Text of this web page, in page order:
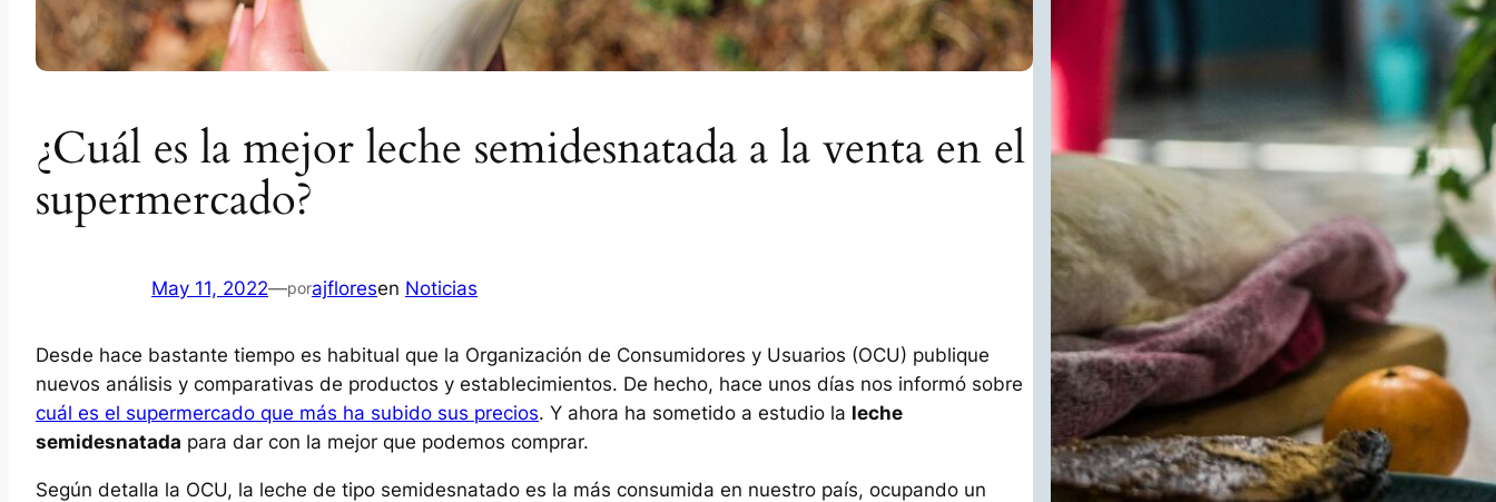
¿Cuál es la mejor leche semidesnatada a la venta en el
supermercado?
May 11, 2022—porajfloresen Noticias
Desde hace bastante tiempo es habitual que la Organización de Consumidores y Usuarios (OCU) publique
nuevos análisis y comparativas de productos y establecimientos. De hecho, hace unos días nos informó sobre
cuál es el supermercado que más ha subido sus precios. Y ahora ha sometido a estudio la leche
semidesnatada para dar con la mejor que podemos comprar.
Según detalla la OCU, la leche de tipo semidesnatado es la más consumida en nuestro país, ocupando un